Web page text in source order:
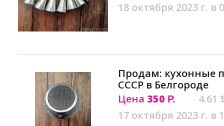
18 октября 2023 г. в
Продам: кухонные
СССР в Белгороде
Цена 350 Р.
4.61
17 октября 2023 г. в